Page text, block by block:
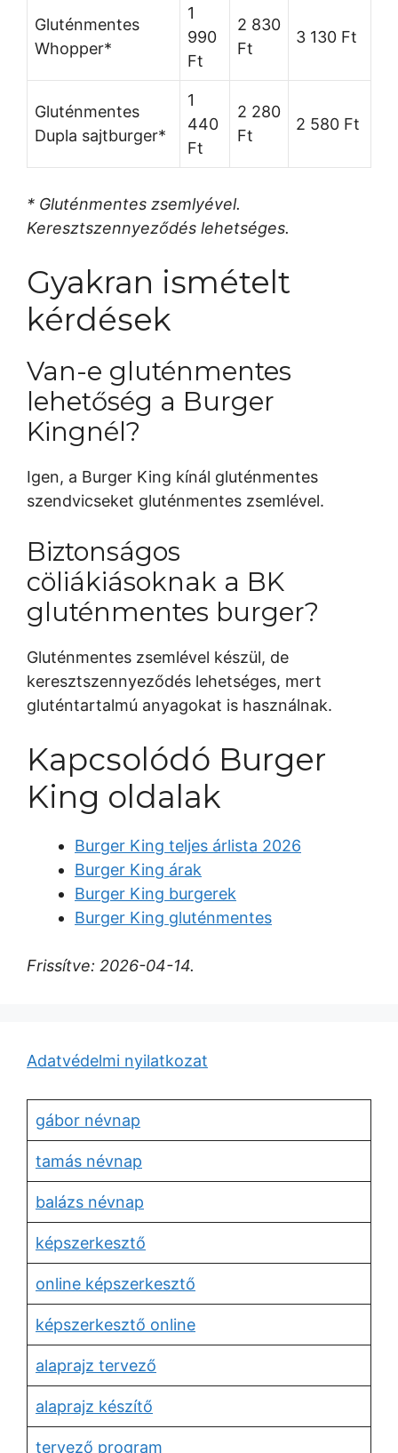
Gluténmentes
Whopper*
1
990
Ft
2 830
Ft
3 130 Ft
Gluténmentes
Dupla sajtburger*
1
440
Ft
2 280
Ft
2 580 Ft
* Gluténmentes zsemlyével.
Keresztszennyeződés lehetséges.
Gyakran ismételt
kérdések
Van-e gluténmentes
lehetőség a Burger
Kingnél?
Igen, a Burger King kínál gluténmentes
szendvicseket gluténmentes zsemlével.
Biztonságos
cöliákiásoknak a BK
gluténmentes burger?
Gluténmentes zsemlével készül, de
keresztszennyeződés lehetséges, mert
gluténtartalmú anyagokat is használnak.
Kapcsolódó Burger
King oldalak
Burger King teljes árlista 2026
Burger King árak
Burger King burgerek
Burger King gluténmentes
Frissítve: 2026-04-14.
Adatvédelmi nyilatkozat
gábor névnap
tamás névnap
balázs névnap
képszerkesztő
online képszerkesztő
képszerkesztő online
alaprajz tervező
alaprajz készítő
tervező program